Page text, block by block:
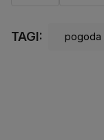
TAGI: pogoda